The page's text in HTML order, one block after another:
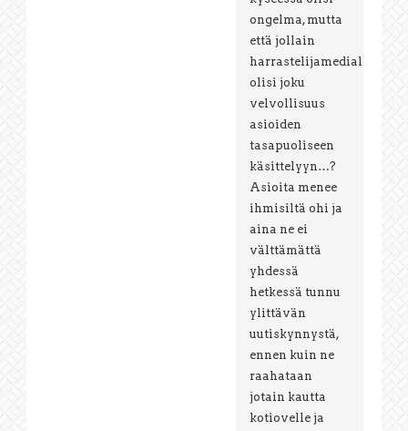
ongelma, mutta
että jollain
harrastelijamedialla
olisi joku
velvollisuus
asioiden
tasapuoliseen
käsittelyyn…?
Asioita menee
ihmisiltä ohi ja
aina ne ei
välttämättä
yhdessä
hetkessä tunnu
ylittävän
uutiskynnystä,
ennen kuin ne
raahataan
jotain kautta
kotiovelle ja